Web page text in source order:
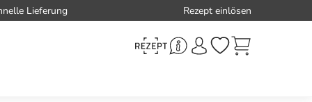
Lieferung Rezept einlösen